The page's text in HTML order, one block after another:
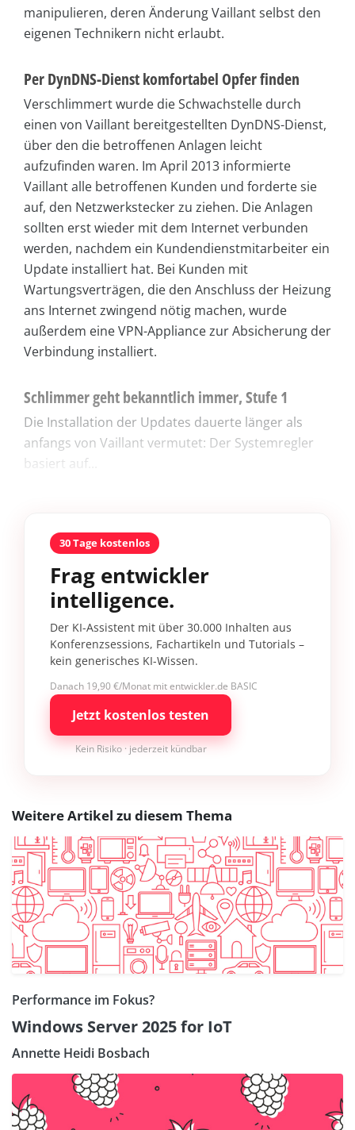
manipulieren, deren Änderung Vaillant selbst den
eigenen Technikern nicht erlaubt.
Per DynDNS-Dienst komfortabel Opfer finden
Verschlimmert wurde die Schwachstelle durch
einen von Vaillant bereitgestellten DynDNS-Dienst,
über den die betroffenen Anlagen leicht
aufzufinden waren. Im April 2013 informierte
Vaillant alle betroffenen Kunden und forderte sie
auf, den Netzwerkstecker zu ziehen. Die Anlagen
sollten erst wieder mit dem Internet verbunden
werden, nachdem ein Kundendienstmitarbeiter ein
Update installiert hat. Bei Kunden mit
Wartungsverträgen, die den Anschluss der Heizung
ans Internet zwingend nötig machen, wurde
außerdem eine VPN-Appliance zur Absicherung der
Verbindung installiert.
Schlimmer geht bekanntlich immer, Stufe 1
Die Installation der Updates dauerte länger als
anfangs von Vaillant vermutet: Der Systemregler
basiert auf...
30 Tage kostenlos
Frag entwickler
intelligence.
Der KI-Assistent mit über 30.000 Inhalten aus
Konferenzsessions, Fachartikeln und Tutorials –
kein generisches KI-Wissen.
Danach 19,90 €/Monat mit entwickler.de BASIC
Jetzt kostenlos testen
Kein Risiko · jederzeit kündbar
Weitere Artikel zu diesem Thema
Performance im Fokus?
Windows Server 2025 for IoT
Annette Heidi Bosbach